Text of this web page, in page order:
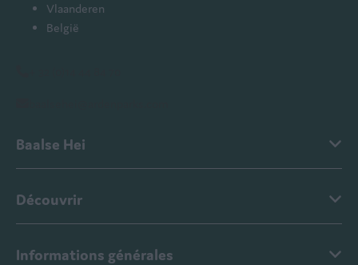
Vlaanderen
België
Baalse Hei
Découvrir
Informations générales